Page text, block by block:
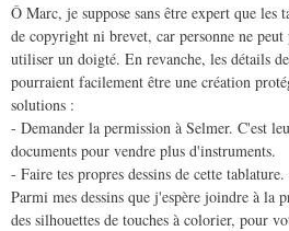
Ô Marc, je suppose sans être expert que les
de copyright ni brevet, car personne ne
utiliser un doigté. En revanche, les détails
pourraient facilement être une création
solutions :
- Demander la permission à Selmer. C'est
documents pour vendre plus d'instruments.
- Faire tes propres dessins de cette tablature.
Parmi mes dessins que j'espère joindre à la
des silhouettes de touches à colorier, pour